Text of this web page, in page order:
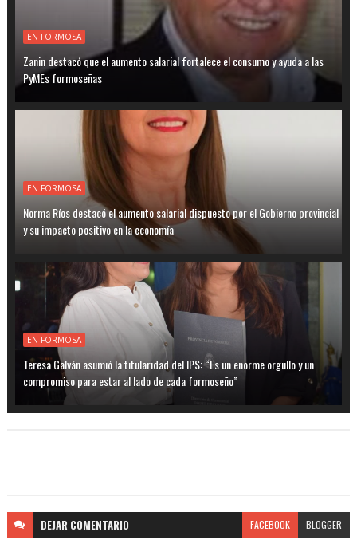
EN FORMOSA
Zanin destacó que el aumento salarial fortalece el consumo y ayuda a las
PyMEs formoseñas
EN FORMOSA
Norma Ríos destacó el aumento salarial dispuesto por el Gobierno provincial
y su impacto positivo en la economía
EN FORMOSA
Teresa Galván asumió la titularidad del IPS: “Es un enorme orgullo y un
compromiso para estar al lado de cada formoseño”
DEJAR COMENTARIO FACEBOOK BLOGGER